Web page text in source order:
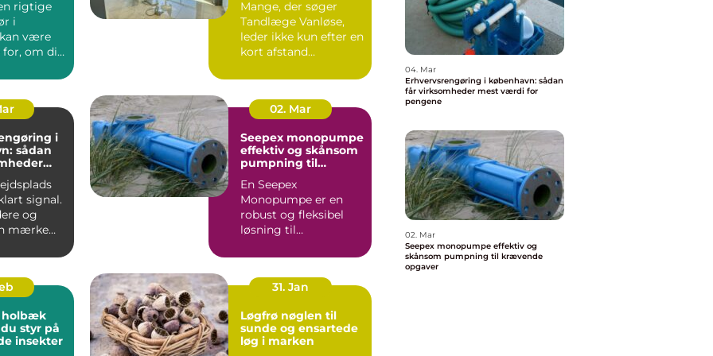
rigtige
i
være
for, om dit
Mange, der søger
Tandlæge Vanløse,
leder ikke kun efter en
kort afstand
også have ...
i
sådan
signal.
og
mærke
02. Mar
Seepex monopumpe
effektiv og skånsom
pumpning til
En Seepex
Monopumpe er en
robust og fleksibel
løsning til
arbejder med
tyktflydend...
styr på
insekter
31. Jan
Løgfrø nøglen til
sunde og ensartede
løg i marken
04. Mar
Erhvervsrengøring i københavn: sådan
får virksomheder mest værdi for
pengene
02. Mar
Seepex monopumpe effektiv og
skånsom pumpning til krævende
opgaver